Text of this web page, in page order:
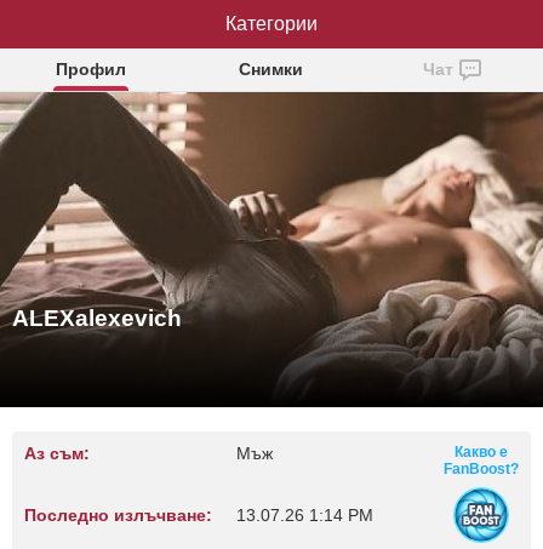
ALEXalexevich
Профил Снимки Чат
ALEXalexevich
Аз съм: Мъж
Последно излъчване: 13.07.26 1:14 PM
Какво е
FanBoost?
Категории